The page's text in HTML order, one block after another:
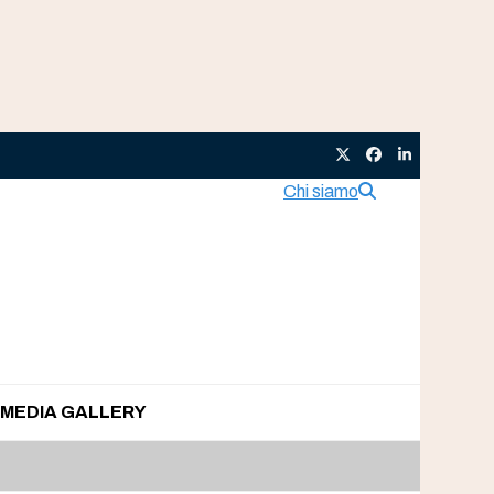
TwitterFacebook
LinkedIn
Chi siamo
MEDIA GALLERY